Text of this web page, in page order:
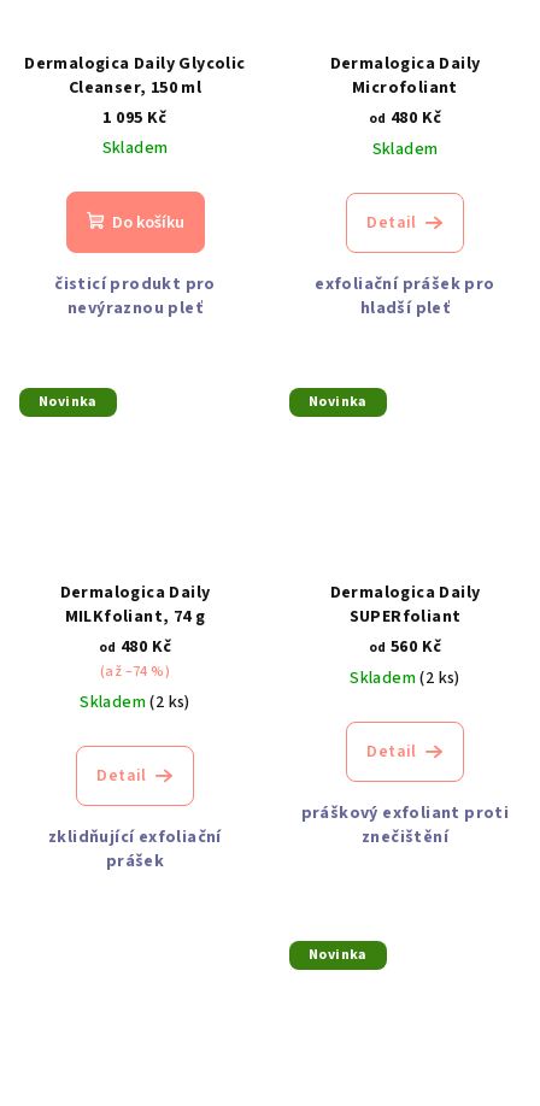
Dermalogica Daily Glycolic
Cleanser, 150 ml
1 095 Kč
Skladem
Do košíku
čisticí produkt pro
nevýraznou pleť
Dermalogica Daily
Microfoliant
od 480 Kč
Skladem
Detail
exfoliační prášek pro
hladší pleť
Novinka
Dermalogica Daily
MILKfoliant, 74 g
od 480 Kč
(až –74 %)
Skladem(2 ks)
Detail
zklidňující exfoliační
prášek
Novinka
Dermalogica Daily
SUPERfoliant
od 560 Kč
Skladem(2 ks)
Detail
práškový exfoliant proti
znečištění
Novinka